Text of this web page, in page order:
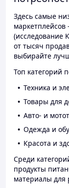
Здесь самые
маркетплейсов
(исследование
от тысяч
выбирайте
Топ категорий
Техника и
Товары для
Авто- и
Одежда и
Красота и
Среди
продукты
материалы для